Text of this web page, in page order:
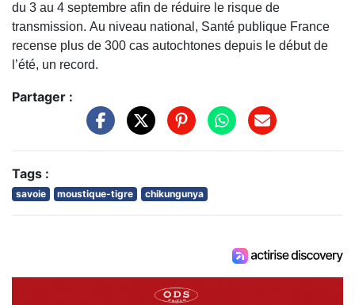
du 3 au 4 septembre afin de réduire le risque de
transmission. Au niveau national, Santé publique France
recense plus de 300 cas autochtones depuis le début de
l’été, un record.
Partager :
Tags :
savoie moustique-tigre chikungunya